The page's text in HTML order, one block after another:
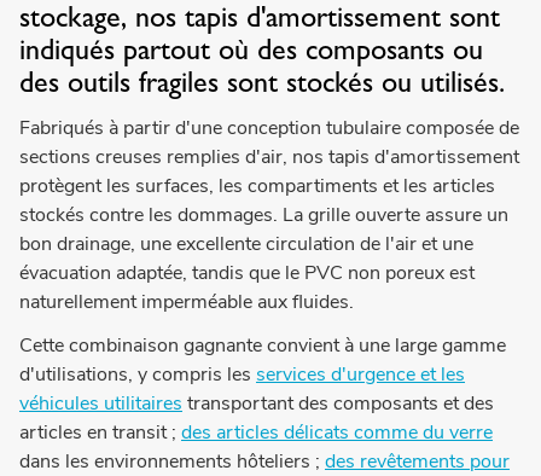
stockage, nos tapis d'amortissement sont
indiqués partout où des composants ou
des outils fragiles sont stockés ou utilisés.
Fabriqués à partir d'une conception tubulaire composée de
sections creuses remplies d'air, nos tapis d'amortissement
protègent les surfaces, les compartiments et les articles
stockés contre les dommages. La grille ouverte assure un
bon drainage, une excellente circulation de l'air et une
évacuation adaptée, tandis que le PVC non poreux est
naturellement imperméable aux fluides.
Cette combinaison gagnante convient à une large gamme
d'utilisations, y compris les services d'urgence et les
véhicules utilitaires transportant des composants et des
articles en transit ; des articles délicats comme du verre
dans les environnements hôteliers ; des revêtements pour